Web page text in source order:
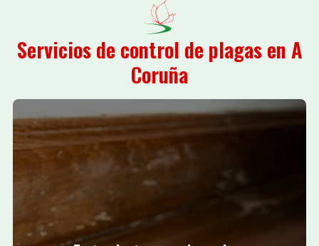
Servicios de control de plagas en A
Coruña